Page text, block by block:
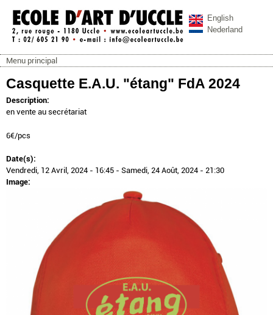
Aller au contenu principal
ecoleartuccle.be
English
Nederland
Menu principal
Menu principal
Casquette E.A.U. "étang" FdA 2024
Description:
en vente au secrétariat
6€/pcs
Date(s):
Vendredi, 12 Avril, 2024 - 16:45 - Samedi, 24 Août, 2024 - 21:30
Image: